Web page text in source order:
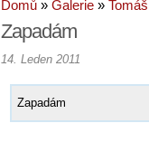
Domů » Galerie »
Zapadám
14. Leden 2011
Zapadám